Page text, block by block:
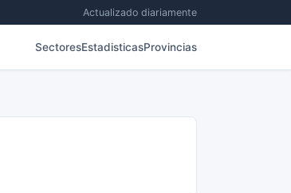
Actualizado diariamente
SectoresEstadisticasProvincias